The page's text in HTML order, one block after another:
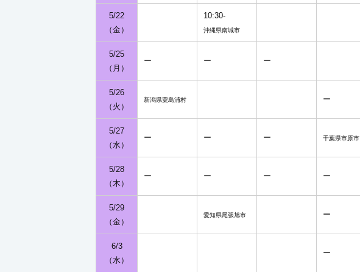
5/22
（金）
10:30-
沖縄県南城市
5/25
（月）
ー ー ー
5/26
（火）
新潟県粟島浦村 ー
5/27
（水）
ー ー ー 千葉県市原市
5/28
（木）
ー ー ー ー
5/29
（金）
愛知県尾張旭市 ー
6/3
（水）
ー